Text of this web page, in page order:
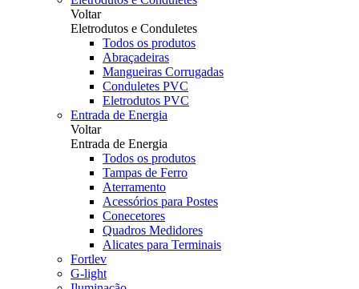
Voltar
Eletrodutos e Conduletes
Todos os produtos
Abraçadeiras
Mangueiras Corrugadas
Conduletes PVC
Eletrodutos PVC
Entrada de Energia
Voltar
Entrada de Energia
Todos os produtos
Tampas de Ferro
Aterramento
Acessórios para Postes
Conecetores
Quadros Medidores
Alicates para Terminais
Fortlev
G-light